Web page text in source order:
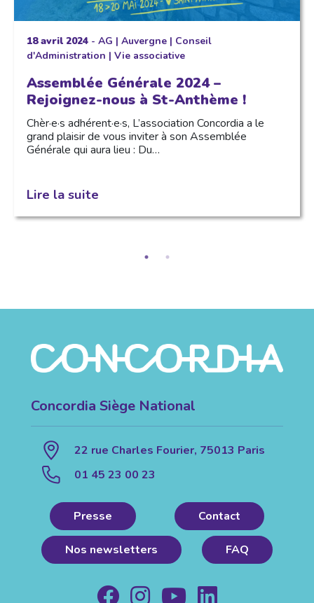
18 avril 2024- AG | Auvergne| Conseil
d'Administration | Vie associative
Assemblée Générale 2024 –
Rejoignez-nous à St-Anthème !
Chèr·e·s adhérent·e·s, L’association Concordia a le
grand plaisir de vous inviter à son Assemblée
Générale qui aura lieu : Du…
Lire la suite
Concordia Siège National
22 rue Charles Fourier, 75013 Paris
01 45 23 00 23
Presse Contact
Nos newsletters FAQ